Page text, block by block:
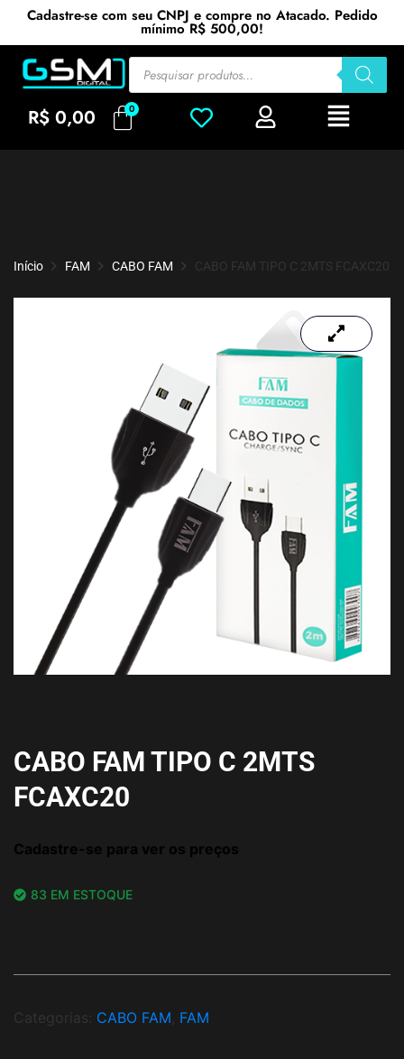
Cadastre-se com seu CNPJ e compre no Atacado. Pedido
mínimo R$ 500,00!
R$ 0,00
Início FAM CABO FAM CABO FAM TIPO C 2MTS FCAXC20
CABO FAM TIPO C 2MTS
FCAXC20
Cadastre-se para ver os preços
83 EM ESTOQUE
Categorias: CABO FAM FAM